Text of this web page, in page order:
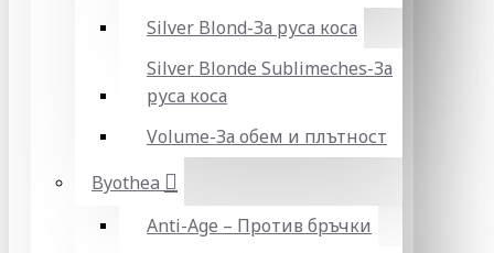
Silver Blond-За руса коса
Silver Blonde Sublіmeches-За
руса коса
Volume-За обем и плътност
Byothea
Anti-Age – Против бръчки